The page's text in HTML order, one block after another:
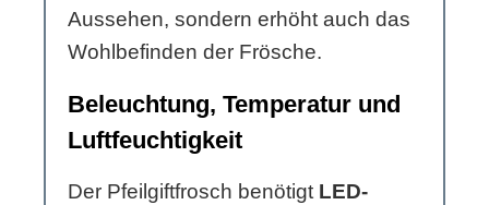
Aussehen, sondern erhöht auch das
Wohlbefinden der Frösche.
Beleuchtung, Temperatur und
Luftfeuchtigkeit
Der Pfeilgiftfrosch benötigt LED-